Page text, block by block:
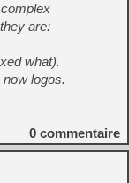
are:
what).
logos.
0 commentaire